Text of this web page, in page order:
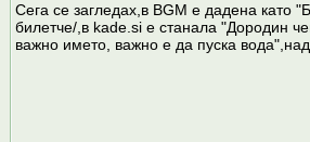
Сега се загледах,в BGM е дадена като
билетче/,в kade.si е станала "Дородин
важно името, важно е да пуска